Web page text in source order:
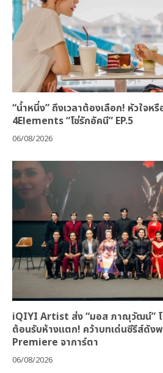
“น้ำหนึ่ง” ถึงเวลาต้องเลือก! หัวใจ
4Elements “โซ่รักอัคนี” EP.5
06/08/2026
iQIYI Artist ส่ง “มอส ภาณุวัฒน์”
ต้อนรับห้างแตก! คว้าบทเด่นซีรีส์ดัง
Premiere จาการ์ตา
06/08/2026